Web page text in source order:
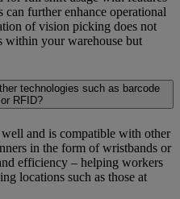
can further enhance operational
of vision picking does not
within your warehouse but
technologies such as barcode
RFID?
and is compatible with other
in the form of wristbands or
efficiency – helping workers
locations such as those at